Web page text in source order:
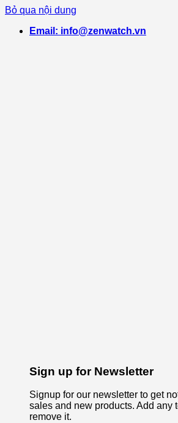
Bỏ qua nội dung
Email: info@zenwatch.vn
Sign up for Newsletter
Signup for our newsletter to get
sales and new products. Add any
remove it.